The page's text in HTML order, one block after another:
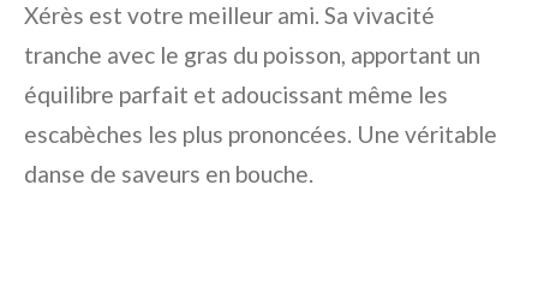
Xérès est votre meilleur ami. Sa vivacité
tranche avec le gras du poisson, apportant un
équilibre parfait et adoucissant même les
escabèches les plus prononcées. Une véritable
danse de saveurs en bouche.